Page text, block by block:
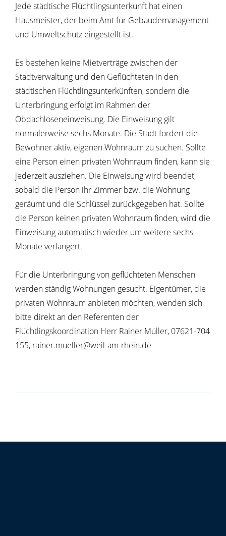
Jede städtische Flüchtlingsunterkunft hat einen
Hausmeister, der beim Amt für Gebäudemanagement
und Umweltschutz eingestellt ist.
Es bestehen keine Mietverträge zwischen der
Stadtverwaltung und den Geflüchteten in den
städtischen Flüchtlingsunterkünften, sondern die
Unterbringung erfolgt im Rahmen der
Obdachloseneinweisung. Die Einweisung gilt
normalerweise sechs Monate. Die Stadt fördert die
Bewohner aktiv, eigenen Wohnraum zu suchen. Sollte
eine Person einen privaten Wohnraum finden, kann sie
jederzeit ausziehen. Die Einweisung wird beendet,
sobald die Person ihr Zimmer bzw. die Wohnung
geräumt und die Schlüssel zurückgegeben hat. Sollte
die Person keinen privaten Wohnraum finden, wird die
Einweisung automatisch wieder um weitere sechs
Monate verlängert.
Für die Unterbringung von geflüchteten Menschen
werden ständig Wohnungen gesucht. Eigentümer, die
privaten Wohnraum anbieten möchten, wenden sich
bitte direkt an den Referenten der
Flüchtlingskoordination Herr Rainer Müller, 07621-704
155, rainer.mueller@weil-am-rhein.de